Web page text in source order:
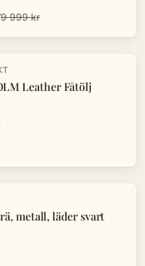
9 999 kr
Leather Fåtölj
metall, läder svart